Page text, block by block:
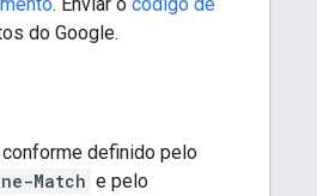
do Google.
conforme definido pelo
Match e pelo